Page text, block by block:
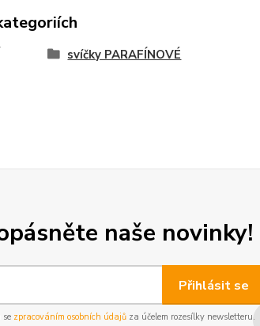
svíčky PARAFÍNOVÉ
naše novinky!
Přihlásit se
se zpracováním osobních údajůza účelem rozesílky newsletteru.